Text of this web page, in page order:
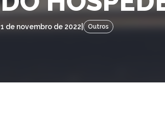
1 de novembro de 2022 Outros